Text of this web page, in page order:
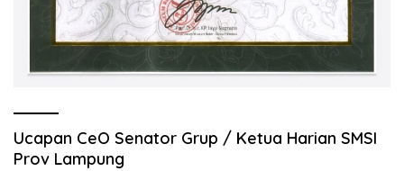
Ucapan CeO Senator Grup / Ketua Harian SMSI
Prov Lampung